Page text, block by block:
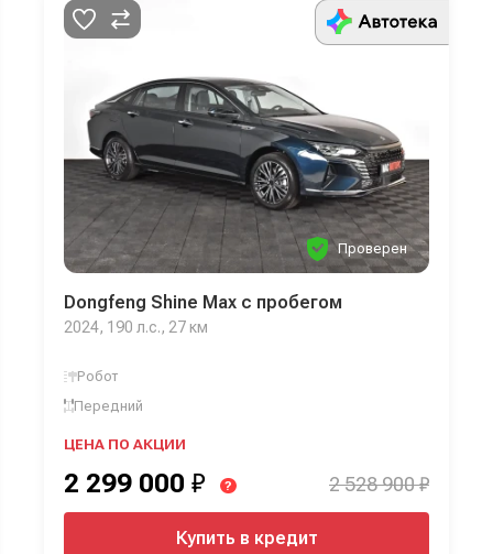
Проверен
Dongfeng Shine Max с пробегом
2024, 190 л.с., 27 км
Робот
Передний
ЦЕНА ПО АКЦИИ
2 299 000 ₽ ? 2 528 900 ₽
Купить в кредит